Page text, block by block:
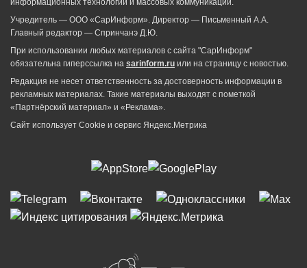
Учредитель — ООО «СарИнформ». Директор — Письменный А.А.
Главный редактор — Спринчанэ Д.Ю.
При использовании любых материалов с сайта "СарИнформ"
обязательна гиперссылка на sarinform.ru или на страницу с новостью.
Редакция не несет ответственность за достоверность информации в
рекламных материалах. Такие материалы выходят с пометкой
«Партнёрский материал» и «Реклама».
Сайт использует Cookie и сервиc Яндекс.Метрика